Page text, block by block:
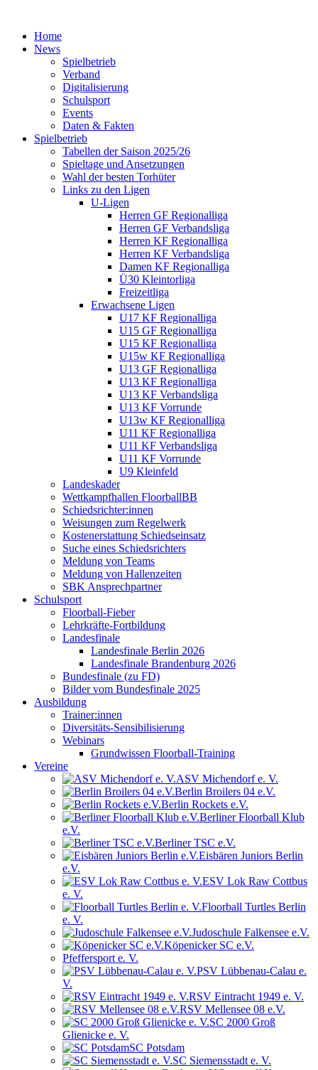
Home
News
Spielbetrieb
Verband
Digitalisierung
Schulsport
Events
Daten & Fakten
Spielbetrieb
Tabellen der Saison 2025/26
Spieltage und Ansetzungen
Wahl der besten Torhüter
Links zu den Ligen
U-Ligen
Herren GF Regionalliga
Herren GF Verbandsliga
Herren KF Regionalliga
Herren KF Verbandsliga
Damen KF Regionalliga
Ü30 Kleintorliga
Freizeitliga
Erwachsene Ligen
U17 KF Regionalliga
U15 GF Regionalliga
U15 KF Regionalliga
U15w KF Regionalliga
U13 GF Regionalliga
U13 KF Regionalliga
U13 KF Verbandsliga
U13 KF Vorrunde
U13w KF Regionalliga
U11 KF Regionalliga
U11 KF Verbandsliga
U11 KF Vorrunde
U9 Kleinfeld
Landeskader
Wettkampfhallen FloorballBB
Schiedsrichter:innen
Weisungen zum Regelwerk
Kostenerstattung Schiedseinsatz
Suche eines Schiedsrichters
Meldung von Teams
Meldung von Hallenzeiten
SBK Ansprechpartner
Schulsport
Floorball-Fieber
Lehrkräfte-Fortbildung
Landesfinale
Landesfinale Berlin 2026
Landesfinale Brandenburg 2026
Bundesfinale (zu FD)
Bilder vom Bundesfinale 2025
Ausbildung
Trainer:innen
Diversitäts-Sensibilisierung
Webinars
Grundwissen Floorball-Training
Vereine
ASV Michendorf e. V.
Berlin Broilers 04 e.V.
Berlin Rockets e.V.
Berliner Floorball Klub
e.V.
Berliner TSC e.V.
Eisbären Juniors Berlin
e.V.
ESV Lok Raw Cottbus
e. V.
Floorball Turtles Berlin
e. V.
Judoschule Falkensee e.V.
Köpenicker SC e.V.
Pfeffersport e. V.
PSV Lübbenau-Calau e.
V.
RSV Eintracht 1949 e. V.
RSV Mellensee 08 e.V.
SC 2000 Groß
Glienicke e. V.
SC Potsdam
SC Siemensstadt e. V.